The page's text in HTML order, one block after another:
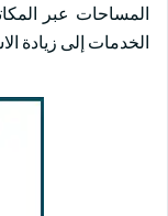
المساحات عبر
الخدمات إلى زيادة